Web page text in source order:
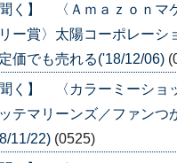
聞く】 〈Ａｍａｚｏｎマ
ー賞〉太陽コーポレーシ
価でも売れる('18/12/06)
聞く】 〈カラーミーショ
テマリーンズ／ファンつ
11/22) (0525)